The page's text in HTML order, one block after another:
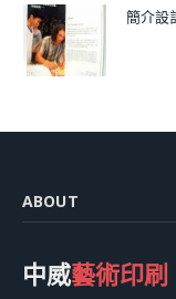
簡介設
ABOUT
中威藝術印刷